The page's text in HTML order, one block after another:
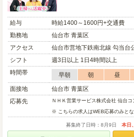
給与
時給1400～1600円+交通費
勤務地
仙台市 青葉区
アクセス
仙台市営地下鉄南北線 勾当台
シフト
週3日以上 1日4時間以上
時間帯
早朝 朝 昼
面接地
仙台市 青葉区
応募先
ＮＨＫ営業サービス株式会社 仙台コ
※ こちらの求人はWEB応募のみと
募集終了日時：8月9日 本日